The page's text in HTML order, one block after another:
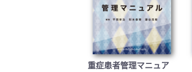
重症患者管理マニュア